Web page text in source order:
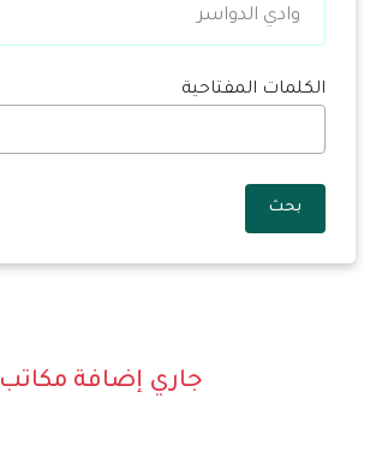
وادي الدواسر
الكلمات المفتاحية
بحث
جاري إضافة مكاتب